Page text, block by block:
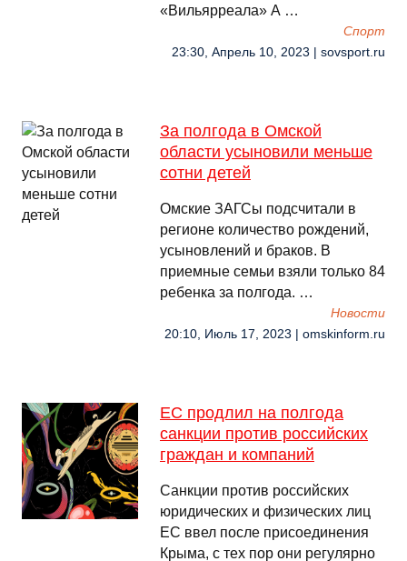
«Вильярреала» А …
Спорт
23:30, Апрель 10, 2023 | sovsport.ru
За полгода в Омской
области усыновили меньше
сотни детей
Омские ЗАГСы подсчитали в
регионе количество рождений,
усыновлений и браков. В
приемные семьи взяли только 84
ребенка за полгода. …
Новости
20:10, Июль 17, 2023 | omskinform.ru
ЕC продлил на полгода
санкции против российских
граждан и компаний
Санкции против российских
юридических и физических лиц
ЕС ввел после присоединения
Крыма, с тех пор они регулярно